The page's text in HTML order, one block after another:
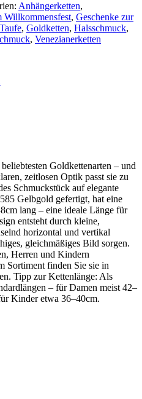
Anhängerketten,
Willkommensfest, Geschenke zur
, Goldketten, Halsschmuck,
, Venezianerketten
Goldkettenarten – und
zeitlosen Optik passt sie zu
Schmuckstück auf elegante
Gelbgold gefertigt, hat eine
lang – eine ideale Länge für
entsteht durch kleine,
horizontal und vertikal
gleichmäßiges Bild sorgen.
Herren und Kindern
Sortiment finden Sie sie in
Tipp zur Kettenlänge: Als
– für Damen meist 42–
Kinder etwa 36–40cm.